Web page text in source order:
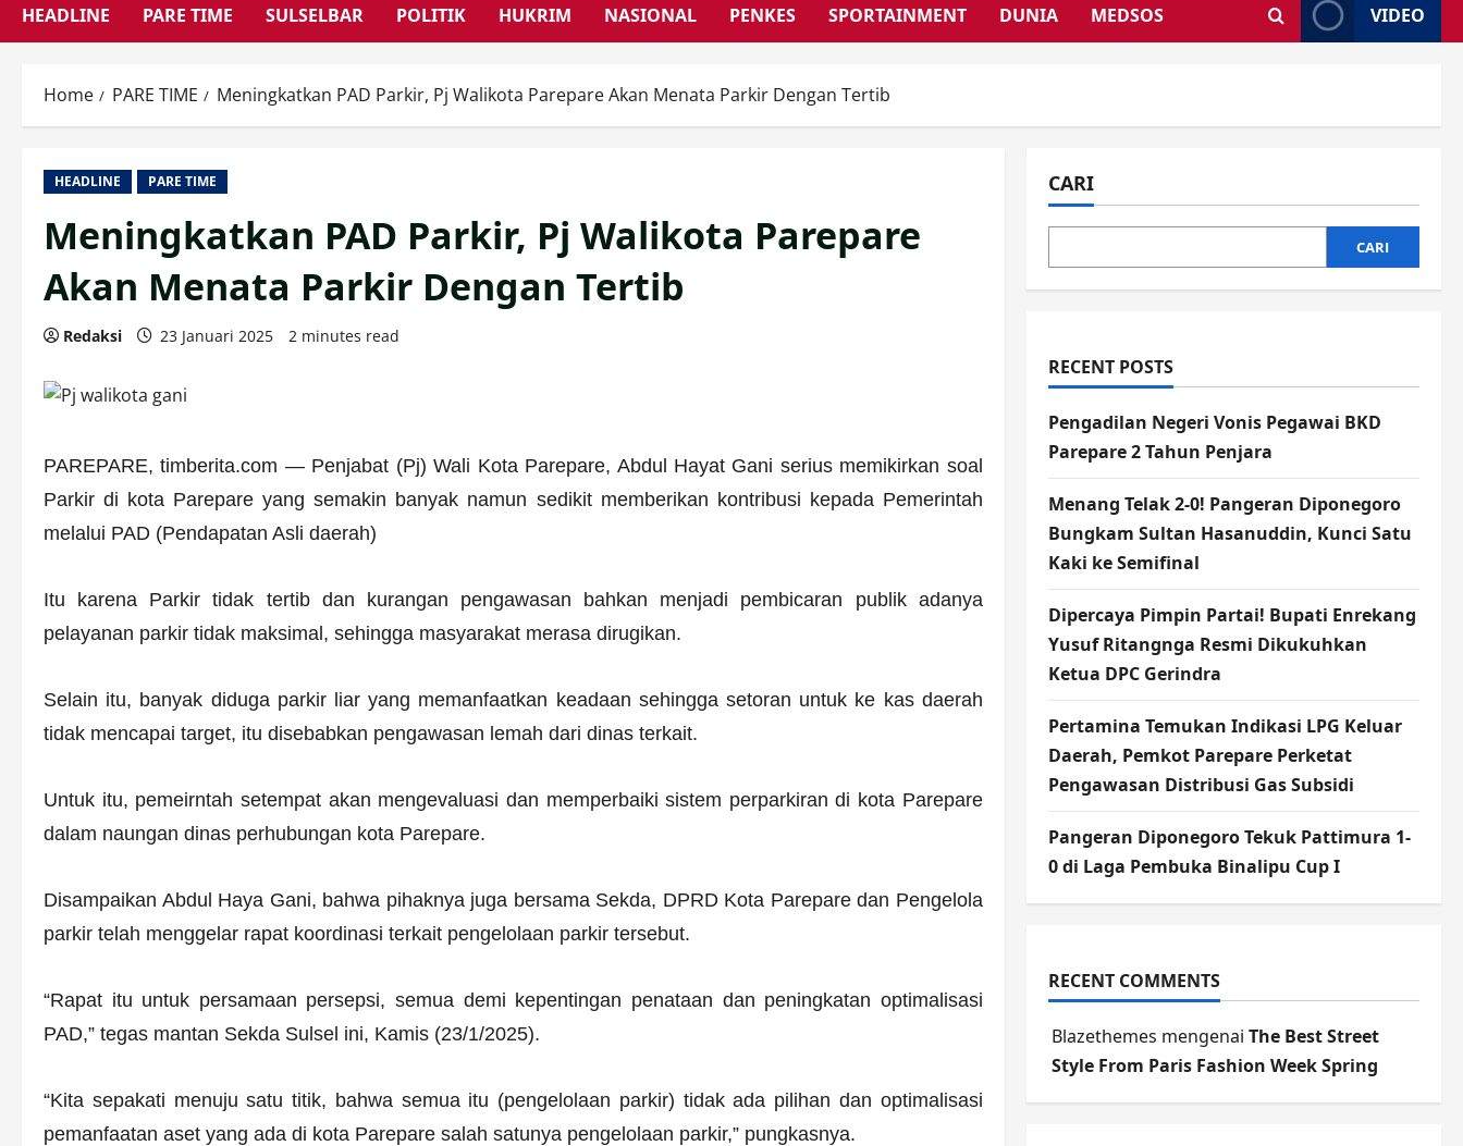
HEADLINE PARE TIME SULSELBAR POLITIK HUKRIM NASIONAL PENKES SPORTAINMENT DUNIA MEDSOS VIDEO
Home PARE TIME Meningkatkan PAD Parkir, Pj Walikota Parepare Akan Menata Parkir Dengan Tertib
HEADLINE PARE TIME
Meningkatkan PAD Parkir, Pj Walikota Parepare
Akan Menata Parkir Dengan Tertib
Redaksi 23 Januari 2025 2 minutes read
PAREPARE, timberita.com — Penjabat (Pj) Wali Kota Parepare, Abdul Hayat Gani serius memikirkan soal
Parkir di kota Parepare yang semakin banyak namun sedikit memberikan kontribusi kepada Pemerintah
melalui PAD (Pendapatan Asli daerah)
Itu karena Parkir tidak tertib dan kurangan pengawasan bahkan menjadi pembicaran publik adanya
pelayanan parkir tidak maksimal, sehingga masyarakat merasa dirugikan.
Selain itu, banyak diduga parkir liar yang memanfaatkan keadaan sehingga setoran untuk ke kas daerah
tidak mencapai target, itu disebabkan pengawasan lemah dari dinas terkait.
Untuk itu, pemeirntah setempat akan mengevaluasi dan memperbaiki sistem perparkiran di kota Parepare
dalam naungan dinas perhubungan kota Parepare.
Disampaikan Abdul Haya Gani, bahwa pihaknya juga bersama Sekda, DPRD Kota Parepare dan Pengelola
parkir telah menggelar rapat koordinasi terkait pengelolaan parkir tersebut.
“Rapat itu untuk persamaan persepsi, semua demi kepentingan penataan dan peningkatan optimalisasi
PAD,” tegas mantan Sekda Sulsel ini, Kamis (23/1/2025).
“Kita sepakati menuju satu titik, bahwa semua itu (pengelolaan parkir) tidak ada pilihan dan optimalisasi
pemanfaatan aset yang ada di kota Parepare salah satunya pengelolaan parkir,” pungkasnya.
CARI
CARI
RECENT POSTS
Pengadilan Negeri Vonis Pegawai BKD
Parepare 2 Tahun Penjara
Menang Telak 2-0! Pangeran Diponegoro
Bungkam Sultan Hasanuddin, Kunci Satu
Kaki ke Semifinal
Dipercaya Pimpin Partai! Bupati Enrekang
Yusuf Ritangnga Resmi Dikukuhkan
Ketua DPC Gerindra
Pertamina Temukan Indikasi LPG Keluar
Daerah, Pemkot Parepare Perketat
Pengawasan Distribusi Gas Subsidi
Pangeran Diponegoro Tekuk Pattimura 1-
0 di Laga Pembuka Binalipu Cup I
RECENT COMMENTS
Blazethemes mengenai The Best Street
Style From Paris Fashion Week Spring